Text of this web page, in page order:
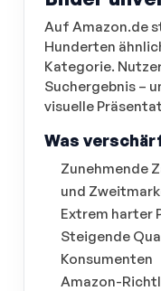
Auf Amazon.de
Hunderten
Kategorie.
Suchergebnis –
visuelle
Was
Zunehmende
und
Extrem harter
Steigende
Konsumenten
Amazon-